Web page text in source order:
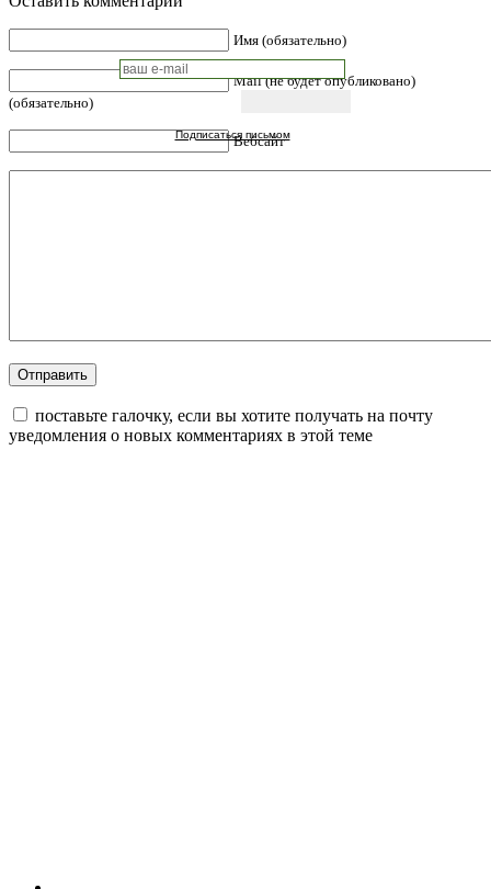
Подписаться письмом
Имя (обязательно)
Mail (не будет опубликовано)
(обязательно)
Вебсайт
поставьте галочку, если вы хотите получать на почту
уведомления о новых комментариях в этой теме